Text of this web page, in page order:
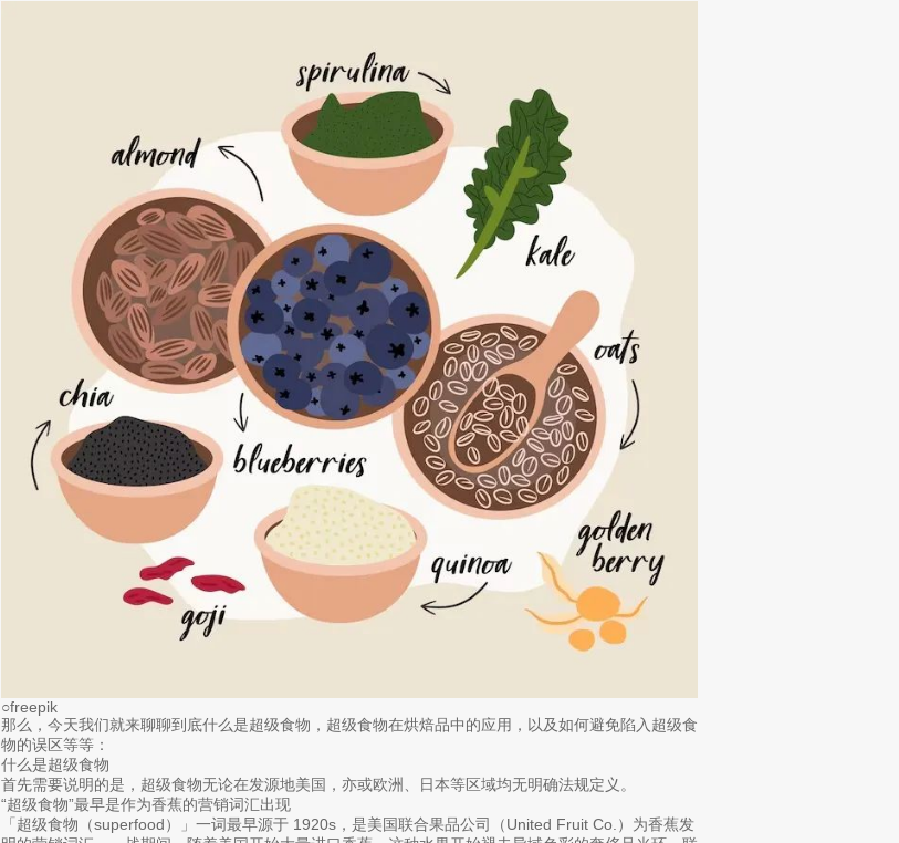
○freepik
那么，今天我们就来聊聊到底什么是超级食物，超级食物在烘焙品中的应用，以及如何避免陷入超级食
物的误区等等：
什么是超级食物
首先需要说明的是，超级食物无论在发源地美国，亦或欧洲、日本等区域均无明确法规定义。
“超级食物”最早是作为香蕉的营销词汇出现
「超级食物（superfood）」一词最早源于 1920s，是美国联合果品公司（United Fruit Co.）为香蕉发